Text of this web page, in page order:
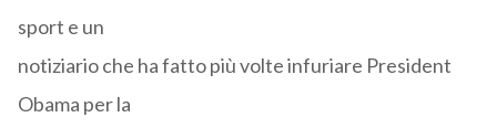
sport e un
notiziario che ha fatto più volte infuriare President
Obama per la